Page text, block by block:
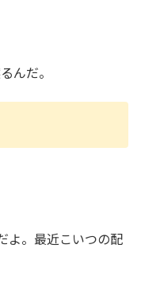
んだ。
よ。最近こいつの配